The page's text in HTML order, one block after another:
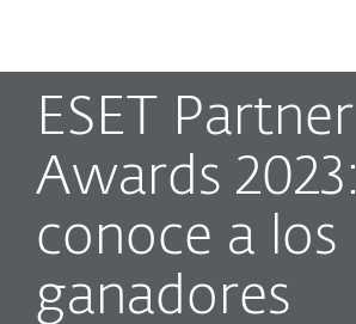
ESET Partner
Awards 2023:
conoce a los
ganadores